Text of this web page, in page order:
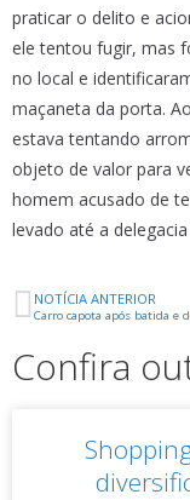
praticar o delito e
ele tentou fugir, mas
no local e
maçaneta da porta.
estava tentando
objeto de valor para
homem acusado de
levado até a
NOTÍCIA ANTERIOR
Confira